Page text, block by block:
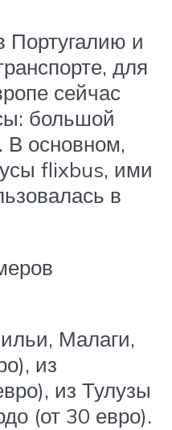
Португалию и
для
сейчас
большой
В основном,
flixbus, ими
в
Малаги,
из
из Тулузы
(от 30 евро).